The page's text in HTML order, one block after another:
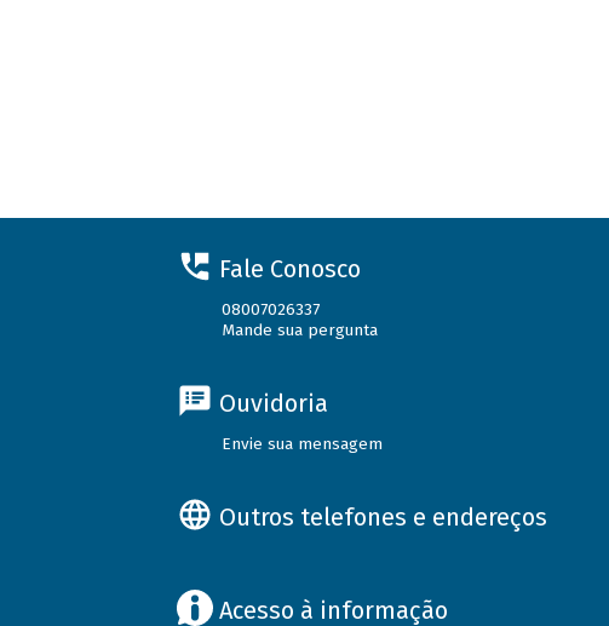
Fale Conosco
08007026337
Mande sua pergunta
Ouvidoria
Envie sua mensagem
Outros telefones e endereços
Acesso à informação